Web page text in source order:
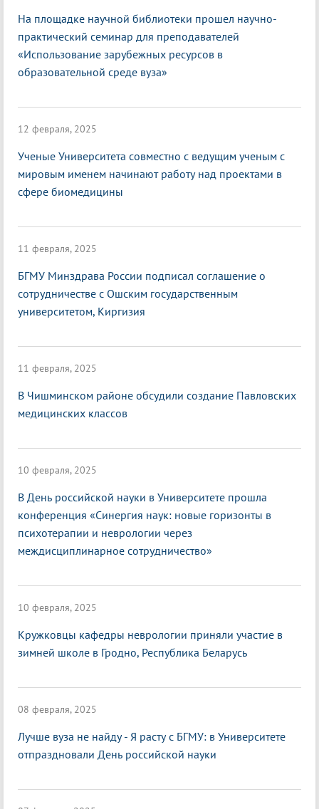
На площадке научной библиотеки прошел научно-
практический семинар для преподавателей
«Использование зарубежных ресурсов в
образовательной среде вуза»
12 февраля, 2025
Ученые Университета совместно с ведущим ученым с
мировым именем начинают работу над проектами в
сфере биомедицины
11 февраля, 2025
БГМУ Минздрава России подписал соглашение о
сотрудничестве с Ошским государственным
университетом, Киргизия
11 февраля, 2025
В Чишминском районе обсудили создание Павловских
медицинских классов
10 февраля, 2025
В День российской науки в Университете прошла
конференция «Синергия наук: новые горизонты в
психотерапии и неврологии через
междисциплинарное сотрудничество»
10 февраля, 2025
Кружковцы кафедры неврологии приняли участие в
зимней школе в Гродно, Республика Беларусь
08 февраля, 2025
Лучше вуза не найду - Я расту с БГМУ: в Университете
отпраздновали День российской науки